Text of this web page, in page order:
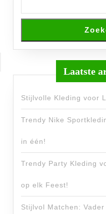
Laatste
Stijlvolle Kleding voor
Trendy Nike
in één!
Trendy Party Kleding
op elk Feest!
Stijlvol Matchen: